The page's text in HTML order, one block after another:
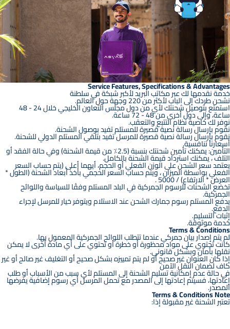
Service Features, Specifications & Advantages
خدمة نقدمها لك عبر مكاتب البريد لأكبر شبكة في سلطنة
نشحن طردك إلى الباب لأكثر من 220 وجهة حول العالم.
استمتع بتوصيل شحنتك لأي من دول مجلس التعاون الخليجي خلال 24 - 48
ساعة، وإلى دول أخرى من 48 - 72 ساعة.
نوفر لك خاصية نظام التتبع والتعقب.
نقوم بإرسال رسالة نصية قصيرة للمستلم تفيد بوصول الشحنة.
نقوم بإرسال رسالة نصية قصيرة للمرسل تفيد بتلقي المستلم الدولي للشحنة.
أسعارنا تنافسية.
التأمين: يمكنك تأمين شحنتك بنسبة (2.5٪ من قيمة الشحنة) وفي حالة الفقد أو
التلف ، يمكنك استرداد قيمة الشحنة بالكامل.
يعتمد سعر الشحن على الوزن الفعلي أو الحجم، أيهما أعلى (يتم حساب السعر
الفعلي بواسطة الميزان ، ويتم حساب السعر الحجمي بأخذ أبعاد الشحنة (الطول *
العرض * الارتفاع) / 5000 .
تخضع الشحنات للرسوم الجمركية في البلد المستلم وفقًا للسياسة واللوائح
الجمركية.
يدفع المستلم رسوم جمارك الشحن عند الاستلام ويتوفر خيار للمرسل لإجراء
الدفع.
إثبات التسليم.
خدمة موثوقة.
Terms & Conditions
لم يتم إصدار بيان جمركي عندما تتطلب اللوائح الجمركية المعمول بها.
كانت تحتوي على مواد محظورة أو خطرة أو تحتوي على أي مادة أخرى لا يمكن
نقلها بأمان وبشكل قانوني.
إذا كان العنوان غير صحيح أو لم يتم تمييزه بشكل صحيح أو التغليف غير صالح أو غير
كاف لضمان النقل الآمن
في حالة عدم إمكانية تسليم الشحنة إلى المستلم لأي سبب من الأسباب أو طلب
إعادتها، فسيتم إعادتها إلى المصدر مع تحمل المرسل أي رسوم إضافية يفرضها
المصدر.
Terms & Conditions Note
تعتبر الشحنة غير مقبولة إذا: